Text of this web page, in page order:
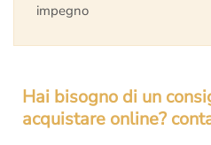
impegno
Hai bisogno di un
acquistare online?